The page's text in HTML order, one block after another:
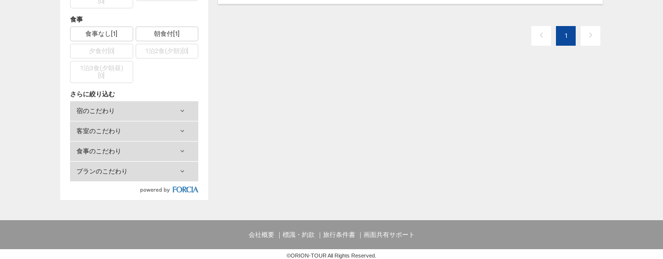
食事
食事なし 1 朝食付 1
夕食付 0] 1泊2食(夕朝) 0
1泊3食(夕朝昼)
0
さらに絞り込む
宿のこだわり
客室のこだわり
食事のこだわり
プランのこだわり
1
会社概要 標識・約款 旅行条件書 画面共有サポート
©ORION-TOUR All Rights Reserved.